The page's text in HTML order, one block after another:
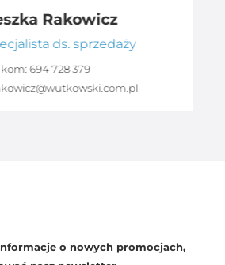
Rakowicz
ds. sprzedaży
kom:694 728 379
o nowych promocjach,